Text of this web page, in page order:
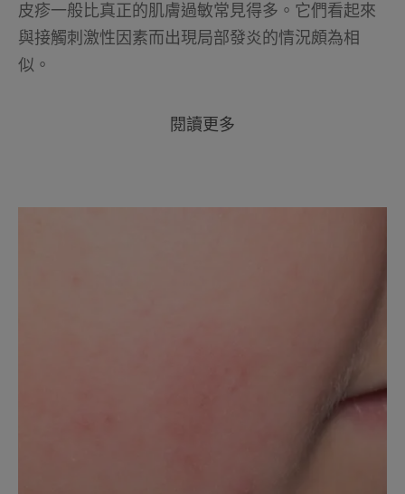
皮疹一般比真正的肌膚過敏常見得多。它們看起來
與接觸刺激性因素而出現局部發炎的情況頗為相
似。
閱讀更多